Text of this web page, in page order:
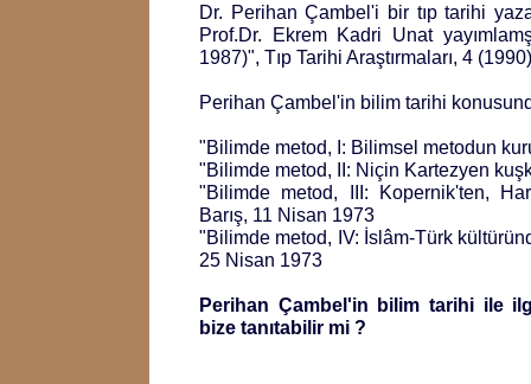
Dr. Perihan Çambel'i bir tıp tarihi
Prof.Dr. Ekrem Kadri Unat
1987)", Tıp Tarihi Araştırmaları, 4
Perihan Çambel'in bilim tarihi
"Bilimde metod, I: Bilimsel metodun
"Bilimde metod, II: Niçin Kartezyen
"Bilimde metod, III: Kopernik'ten,
Barış, 11 Nisan 1973
"Bilimde metod, IV: İslâm-Türk
25 Nisan 1973
Perihan Çambel'in bilim tarihi ile
bize tanıtabilir mi ?